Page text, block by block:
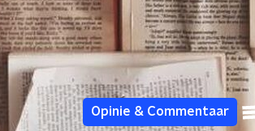
Opinie & Commentaar